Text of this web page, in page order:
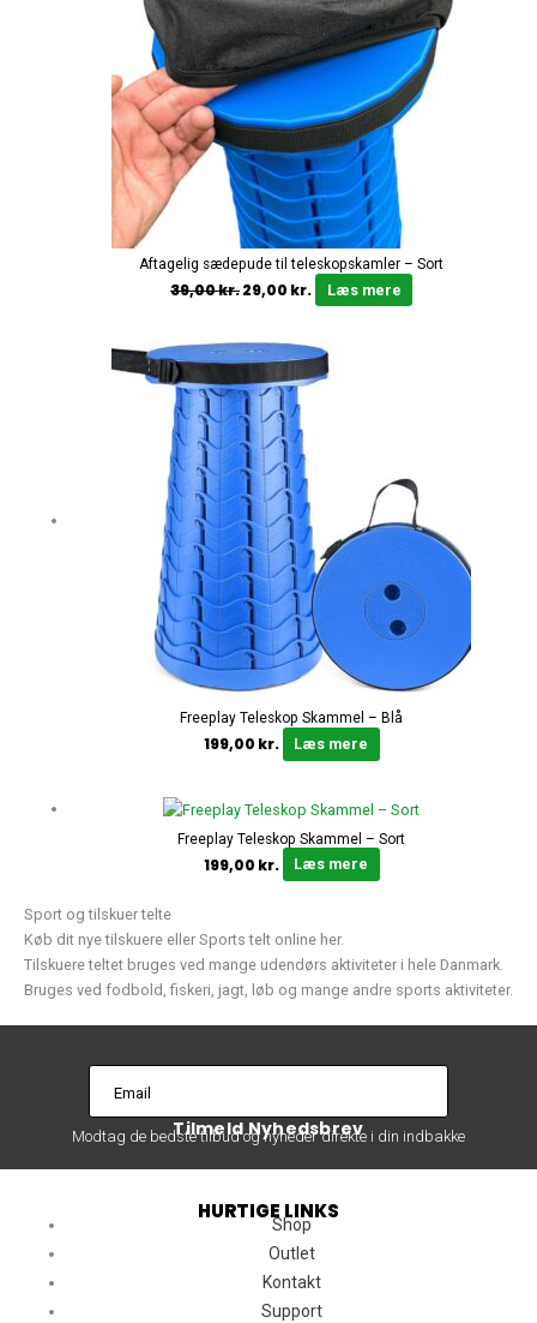
Aftagelig sædepude til teleskopskamler – Sort
39,00kr.29,00 kr. Læs mere
Freeplay Teleskop Skammel – Blå
199,00 kr. Læs mere
Freeplay Teleskop Skammel – Sort
199,00 kr. Læs mere
Sport og tilskuer telte
Køb dit nye tilskuere eller Sports telt online her.
Tilskuere teltet bruges ved mange udendørs aktiviteter i hele Danmark.
Bruges ved fodbold, fiskeri, jagt, løb og mange andre sports aktiviteter.
Email
Tilmeld Nyhedsbrev
Modtag de bedste tilbud og nyheder direkte i din indbakke
HURTIGE LINKS
Shop
Outlet
Kontakt
Support